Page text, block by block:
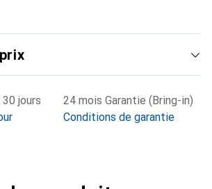
jours
24 mois Garantie (Bring-in)
Conditions de garantie